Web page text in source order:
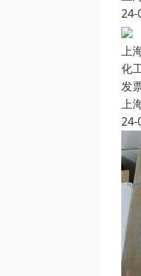
24-
上
化
发
上
24-